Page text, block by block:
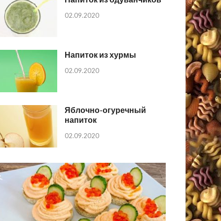
02.09.2020
Напиток из хурмы
02.09.2020
Яблочно-огуречный
напиток
02.09.2020